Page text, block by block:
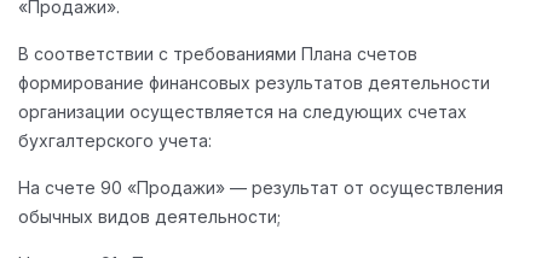
«Продажи».
В соответствии с требованиями Плана счетов
формирование финансовых результатов деятельности
организации осуществляется на следующих счетах
бухгалтерского учета:
На счете 90 «Продажи» — результат от осуществления
обычных видов деятельности;